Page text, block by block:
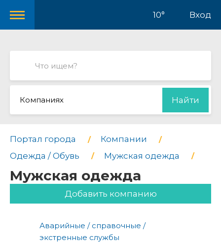
10° Вход
Компаниях Найти
Портал города
Компании
Одежда / Обувь
Мужская одежда
Мужская одежда
Добавить компанию
Аварийные / справочные /
экстренные службы